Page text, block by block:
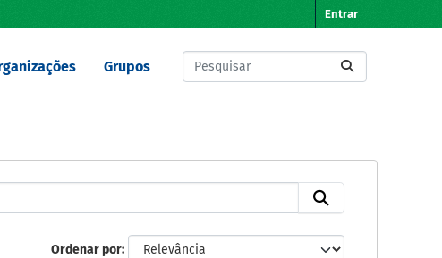
Entrar
Grupos
Ordenar por